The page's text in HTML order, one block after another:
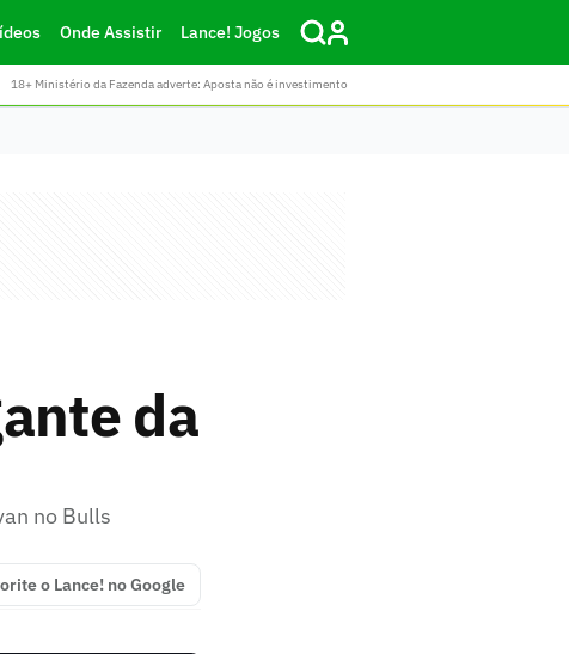
Onde Assistir Lance! Jogos
18+ Ministério da Fazenda adverte: Aposta não é investimento
da
no Bulls
o Lance! no Google